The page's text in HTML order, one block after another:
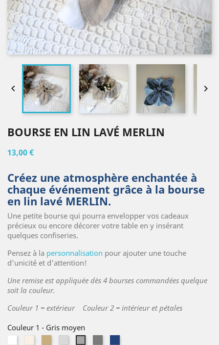
 
BOURSE EN LIN LAVÉ MERLIN
13,00 €
Créez une atmosphère enchantée à
chaque événement grâce à la bourse
en lin lavé MERLIN.
Une petite bourse qui pourra envelopper vos cadeaux
précieux ou encore décorer votre table en y insérant
quelques confiseries.
Pensez à la personnalisation pour ajouter une touche
d'unicité et d'attention!
Une remise est appliquée dès 4 bourses commandées quelque
soit la couleur.
Couleur 1 = extérieur Couleur 2 = intérieur et pétales
Couleur 1 - Gris moyen